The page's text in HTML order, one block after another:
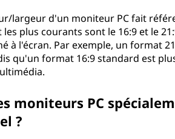
largeur d'un moniteur PC fait
plus courants sont le 16:9 et le
à l'écran. Par exemple, un format
qu'un format 16:9 standard est
moniteurs PC
?